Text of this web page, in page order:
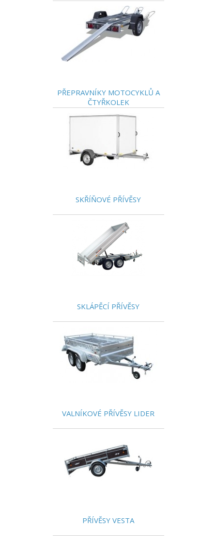
PŘEPRAVNÍKY MOTOCYKLŮ A
ČTYŘKOLEK
SKŘÍŇOVÉ PŘÍVĚSY
SKLÁPĚCÍ PŘÍVĚSY
VALNÍKOVÉ PŘÍVĚSY LIDER
PŘÍVĚSY VESTA